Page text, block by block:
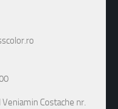
Costache nr.